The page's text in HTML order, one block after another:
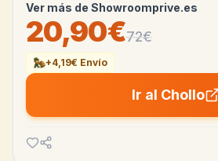
Ver más de Showroomprive.es
20,90€72€
+4,19€ Envío
Ir al Chollo